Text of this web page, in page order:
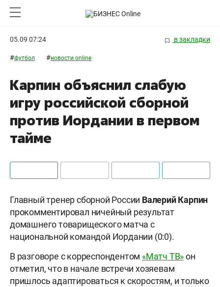
05.09 07:24 в закладки
#футбол #новости online
Карпин объяснил слабую
игру российской сборной
против Иордании в первом
тайме
Главный тренер сборной России Валерий Карпин
прокомментировал ничейный результат
домашнего товарищеского матча с
национальной командой Иордании (0:0).
В разговоре с корреспондентом «Матч ТВ»он
отметил, что в начале встречи хозяевам
пришлось адаптироваться к скоростям, и только